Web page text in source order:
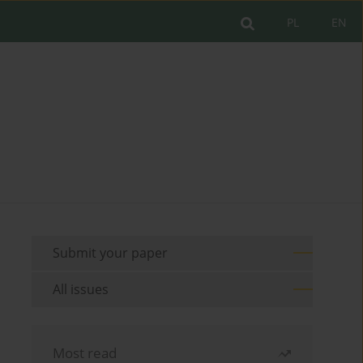
EN
PL
Submit your paper
All issues
Most read